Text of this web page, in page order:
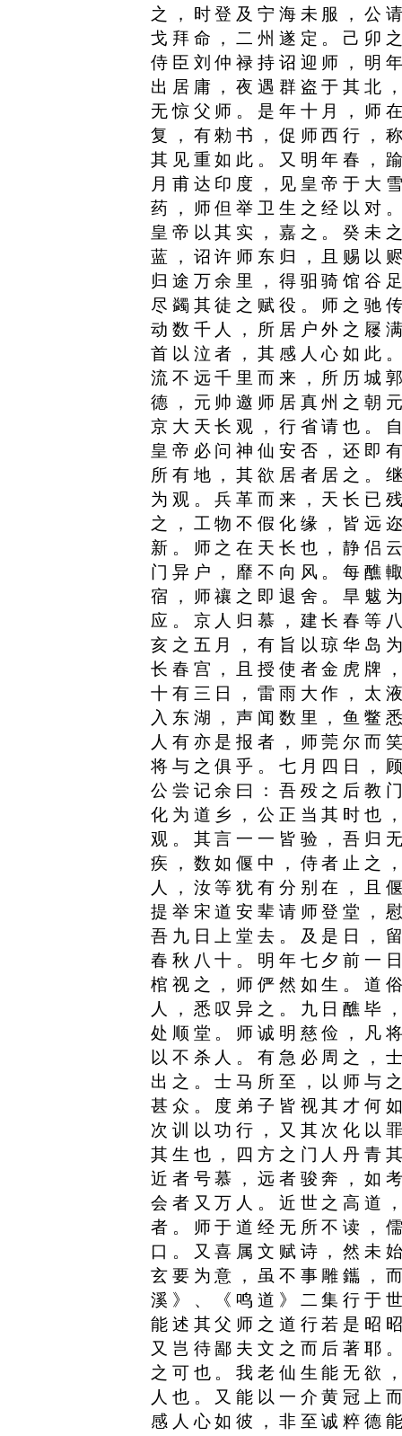
之，时登及宁海未服，公
戈拜命，二州遂定。己卯
侍臣刘仲禄持诏迎师，明
出居庸，夜遇群盗于其北
无惊父师。是年十月，师
复，有勑书，促师西行，
其见重如此。又明年春，
月甫达印度，见皇帝于大
药，师但举卫生之经以对
皇帝以其实，嘉之。癸未
蓝，诏许师东归，且赐以
归途万余里，得驲骑馆谷
尽蠲其徒之赋役。师之驰
动数千人，所居户外之屦
首以泣者，其感人心如此
流不远千里而来，所历城
德，元帅邀师居真州之朝
京大天长观，行省请也。
皇帝必问神仙安否，还即
所有地，其欲居者居之。
为观。兵革而来，天长已
之，工物不假化缘，皆远
新。师之在天长也，静侣
门异户，靡不向风。每醮
宿，师禳之即退舍。旱魃
应。京人归慕，建长春等
亥之五月，有旨以琼华岛
长春宫，且授使者金虎牌
十有三日，雷雨大作，太
入东湖，声闻数里，鱼鳖
人有亦是报者，师莞尔而
将与之俱乎。七月四日，
公尝记余曰：吾殁之后教
化为道乡，公正当其时也
观。其言一一皆验，吾归
疾，数如偃中，侍者止之
人，汝等犹有分别在，且
提举宋道安辈请师登堂，
吾九日上堂去。及是日，
春秋八十。明年七夕前一
棺视之，师俨然如生。道
人，悉叹异之。九日醮毕
处顺堂。师诚明慈俭，凡
以不杀人。有急必周之，
出之。士马所至，以师与
甚众。度弟子皆视其才何
次训以功行，又其次化以
其生也，四方之门人丹青
近者号慕，远者骏奔，如
会者又万人。近世之高道
者。师于道经无所不读，
口。又喜属文赋诗，然未
玄要为意，虽不事雕鑴，
溪》、《鸣道》二集行于
能述其父师之道行若是昭
又岂待鄙夫文之而后著耶
之可也。我老仙生能无欲
人也。又能以一介黄冠上
感人心如彼，非至诚粹德